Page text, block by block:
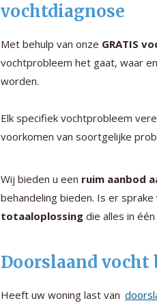
vochtdiagnose
Met behulp van onze GRATIS
vochtprobleem het gaat, waar
worden.
Elk specifiek vochtprobleem
voorkomen van soortgelijke
Wij bieden u een ruim aanbod
behandeling bieden. Is er
totaaloplossing die alles in
Doorslaand vocht
Heeft uw woning last van